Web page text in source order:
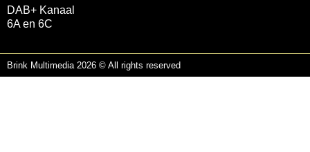
DAB+ Kanaal
6A en 6C
Brink Multimedia 2026 © All rights reserved